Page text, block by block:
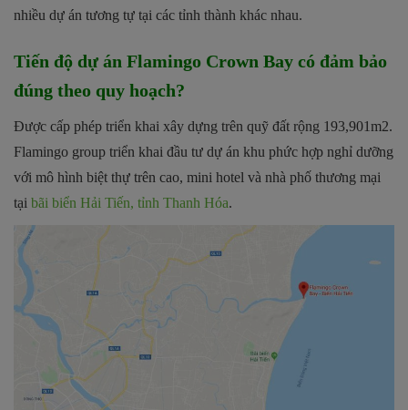
nhiều dự án tương tự tại các tỉnh thành khác nhau.
Tiến độ dự án Flamingo Crown Bay có đảm bảo
đúng theo quy hoạch?
Được cấp phép triển khai xây dựng trên quỹ đất rộng 193,901m2.
Flamingo group triển khai đầu tư dự án khu phức hợp nghỉ dưỡng
với mô hình biệt thự trên cao, mini hotel và nhà phố thương mại
tại bãi biển Hải Tiến, tỉnh Thanh Hóa.